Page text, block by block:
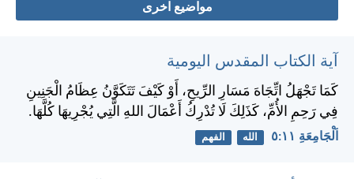
مواضيع اخرى
آية الكتاب المقدس اليومية
كَمَا تَجْهَلُ اتِّجَاهَ مَسَارِ الرِّيحِ، أَوْ كَيْفَ تَتَكَوَّنُ عِظَامُ الْجَنِينِ
فِي رَحِمِ الأُمِّ، كَذَلِكَ لَا تُدْرِكُ أَعْمَالَ اللهِ الَّتِي يُجْرِيهَا كُلَّهَا.
اَلْجَامِعَةِ ١١:‏٥ الله الفهم